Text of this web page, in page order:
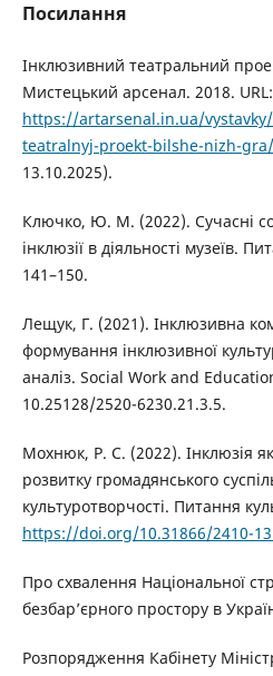
Посилання
Інклюзивний театральний
Мистецький арсенал. 2018. URL:
https://artarsenal.in.ua/
teatralnyj-proekt-bilshe-nizh-gra/
13.10.2025).
Ключко, Ю. М. (2022). Сучасні
інклюзії в діяльності музеїв.
141–150.
Лещук, Г. (2021). Інклюзивна
формування інклюзивної
аналіз. Social Work and
10.25128/2520-6230.21.3.5.
Мохнюк, Р. С. (2022). Інклюзія
розвитку громадянського
культуротворчості. Питання
https://doi.org/10.31866/2410-
Про схвалення Національної
безбар’єрного простору в
Розпорядження Кабінету